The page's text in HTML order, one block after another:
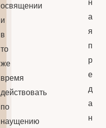
освящении
и
в
то
же
время
действовать
по
наущению
а
я
п
р
е
д
а
н